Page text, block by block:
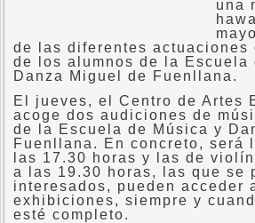
una
de las diferentes actuaciones
de los alumnos de la Escuela
Danza Miguel de Fuenllana.
El jueves, el Centro de Artes
acoge dos audiciones de
de la Escuela de Música y
Fuenllana. En concreto, será
las 17.30 horas y las de
a las 19.30 horas, las que se
interesados, pueden acceder
exhibiciones, siempre y
esté completo.